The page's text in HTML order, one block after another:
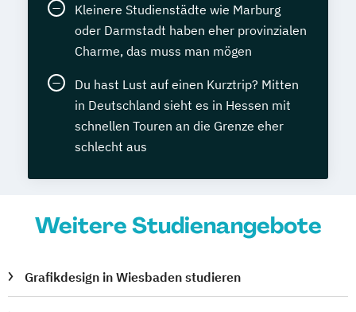
Kleinere Studienstädte wie Marburg
oder Darmstadt haben eher provinzialen
Charme, das muss man mögen
Du hast Lust auf einen Kurztrip? Mitten
in Deutschland sieht es in Hessen mit
schnellen Touren an die Grenze eher
schlecht aus
Weitere Studienangebote
Grafikdesign in Wiesbaden studieren